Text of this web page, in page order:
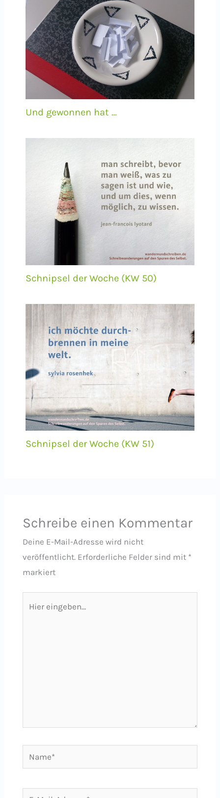
Und gewonnen hat …
Schnipsel der Woche (KW 50)
Schnipsel der Woche (KW 51)
Schreibe einen Kommentar
Deine E-Mail-Adresse wird nicht
veröffentlicht. Erforderliche Felder sind mit *
markiert
eingeben…
Name*
E-